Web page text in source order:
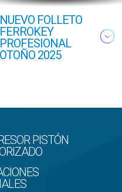
NUEVO FOLLETO
FERROKEY
PROFESIONAL
OTOÑO 2025
PISTÓN